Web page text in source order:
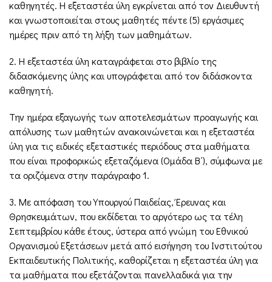
καθηγητές. Η εξεταστέα ύλη εγκρίνεται από τον Διευθυντή
και γνωστοποιείται στους μαθητές πέντε (5) εργάσιμες
ημέρες πριν από τη λήξη των μαθημάτων.
2. Η εξεταστέα ύλη καταγράφεται στο βιβλίο της
διδασκόμενης ύλης και υπογράφεται από τον διδάσκοντα
καθηγητή.
Την ημέρα εξαγωγής των αποτελεσμάτων προαγωγής και
απόλυσης των μαθητών ανακοινώνεται και η εξεταστέα
ύλη για τις ειδικές εξεταστικές περιόδους στα μαθήματα
που είναι προφορικώς εξεταζόμενα (Ομάδα Β΄), σύμφωνα με
τα οριζόμενα στην παράγραφο 1.
3. Με απόφαση του Υπουργού Παιδείας, Έρευνας και
Θρησκευμάτων, που εκδίδεται το αργότερο ως τα τέλη
Σεπτεμβρίου κάθε έτους, ύστερα από γνώμη του Εθνικού
Οργανισμού Εξετάσεων μετά από εισήγηση του Ινστιτούτου
Εκπαιδευτικής Πολιτικής, καθορίζεται η εξεταστέα ύλη για
τα μαθήματα που εξετάζονται πανελλαδικά για την